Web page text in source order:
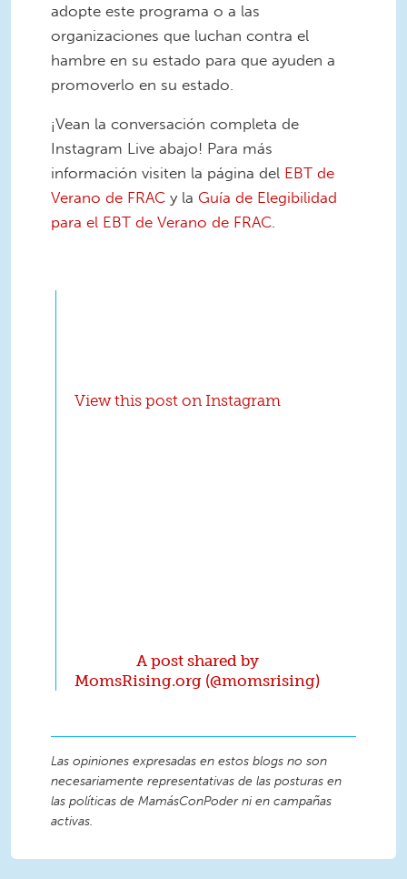
adopte este programa o a las
organizaciones que luchan contra el
hambre en su estado para que ayuden a
promoverlo en su estado.
¡Vean la conversación completa de
Instagram Live abajo! Para más
información visiten la página del EBT de
Verano de FRAC y la Guía de Elegibilidad
para el EBT de Verano de FRAC.
View this post on Instagram
A post shared by
MomsRising.org (@momsrising)
Las opiniones expresadas en estos blogs no son
necesariamente representativas de las posturas en
las políticas de MamásConPoder ni en campañas
activas.